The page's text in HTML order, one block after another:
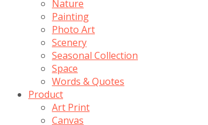
Nature
Painting
Photo Art
Scenery
Seasonal Collection
Space
Words & Quotes
Product
Art Print
Canvas